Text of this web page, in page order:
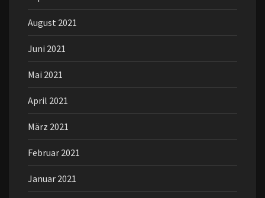
August 2021
Juni 2021
Mai 2021
April 2021
März 2021
Februar 2021
Januar 2021